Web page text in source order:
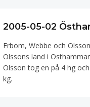
2005-05-02
Erbom, Webbe och
Olssons land i
Olsson tog en på 4 hg
kg.